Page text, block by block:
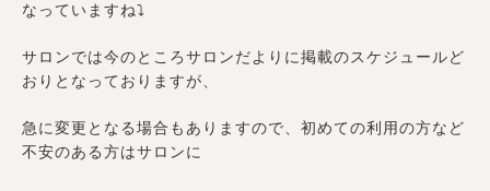
なっていますね⤵
サロンでは今のところサロンだよりに掲載のスケジュールど
おりとなっておりますが、
急に変更となる場合もありますので、初めての利用の方など
不安のある方はサロンに